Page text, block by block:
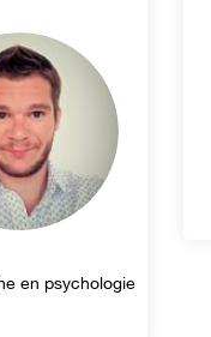
en psychologie